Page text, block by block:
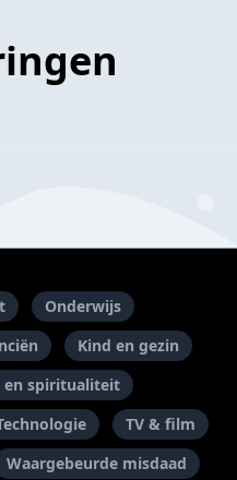
Onderwijs
Kind en gezin
en spiritualiteit
TV & film
Waargebeurde misdaad